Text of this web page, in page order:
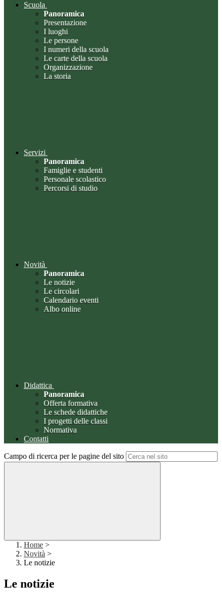
Scuola
Panoramica
Presentazione
I luoghi
Le persone
I numeri della scuola
Le carte della scuola
Organizzazione
La storia
Servizi
Panoramica
Famiglie e studenti
Personale scolastico
Percorsi di studio
Novità
Panoramica
Le notizie
Le circolari
Calendario eventi
Albo online
Didattica
Panoramica
Offerta formativa
Le schede didattiche
I progetti delle classi
Normativa
Contatti
Campo di ricerca per le pagine del sito
Home >
Novità >
Le notizie
Le notizie